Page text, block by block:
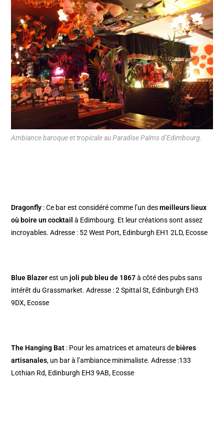
Ambiance baroque et tropicale au Paradise Palms d’Edimbourg.
Dragonfly : Ce bar est considéré comme l’un desmeilleurs lieux
où boire un cocktail à Edimbourg. Et leur créations sont assez
incroyables. Adresse : 52 West Port, Edinburgh EH1 2LD, Ecosse
Blue Blazerest unjoli pub bleu de 1867à côté des pubs sans
intérêt du Grassmarket. Adresse : 2 Spittal St, Edinburgh EH3
9DX, Ecosse
The Hanging Bat : Pour les amatrices et amateurs debières
artisanales, un bar à l’ambiance minimaliste. Adresse :133
Lothian Rd, Edinburgh EH3 9AB, Ecosse